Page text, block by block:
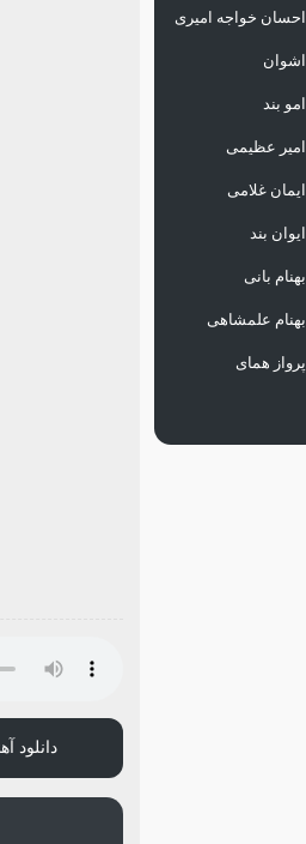
دانلود
احسان خواجه امیری
اشوان
امو بند
امیر عظیمی
ایمان غلامی
ایوان بند
بهنام بانی
بهنام علمشاهی
پرواز همای